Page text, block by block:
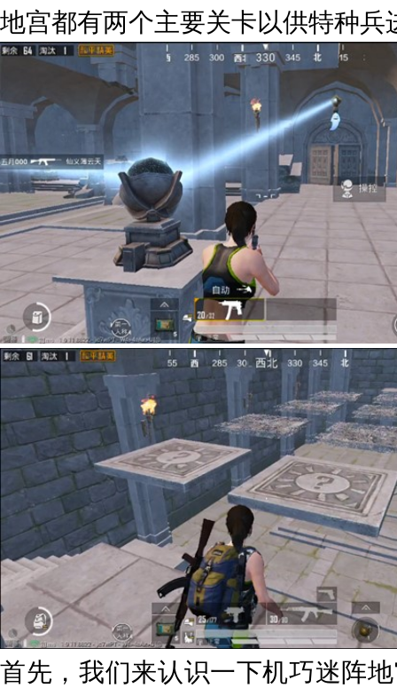
地宫都有两个主要关卡以供特种兵
首先，我们来认识一下机巧迷阵